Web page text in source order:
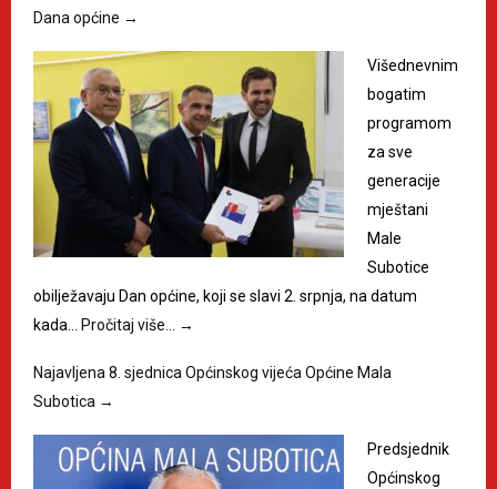
Dana općine →
Višednevnim
bogatim
programom
za sve
generacije
mještani
Male
Subotice
obilježavaju Dan općine, koji se slavi 2. srpnja, na datum
kada…
Pročitaj više… →
Najavljena 8. sjednica Općinskog vijeća Općine Mala
Subotica →
Predsjednik
Općinskog